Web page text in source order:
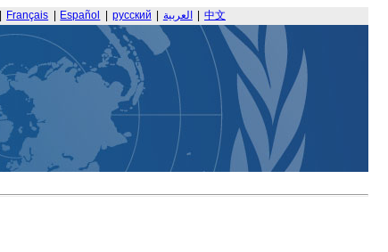
Français Español русский العربية 中文